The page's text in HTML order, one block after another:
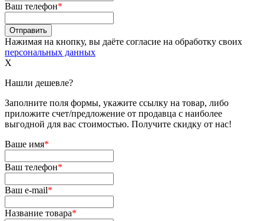
Ваш телефон*
Нажимая на кнопку, вы даёте согласие на обработку своих
персональных данных
X
Нашли дешевле?
Заполните поля формы, укажите ссылку на товар, либо
приложите счет/предложение от продавца с наиболее
выгодной для вас стоимостью. Получите скидку от нас!
Ваше имя*
Ваш телефон*
Ваш e-mail*
Название товара*